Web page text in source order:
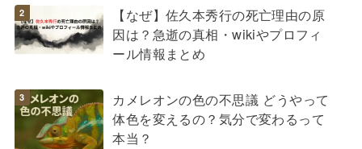
【なぜ】佐久本秀行の死亡理由の原
因は？急逝の真相・wikiやプロフィ
ール情報まとめ
カメレオンの色の不思議 どうやって
体色を変えるの？気分で変わるって
本当？